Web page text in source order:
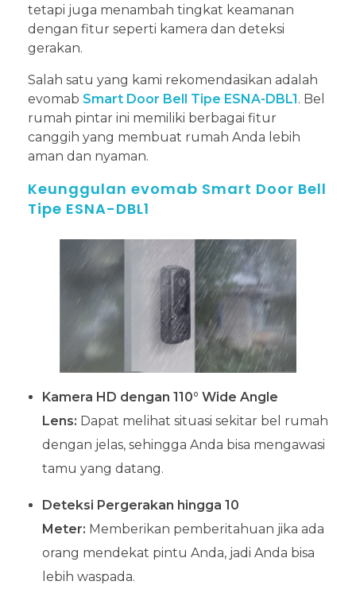
tetapi juga menambah tingkat keamanan
dengan fitur seperti kamera dan deteksi
gerakan.
Salah satu yang kami rekomendasikan adalah
evomab Smart Door Bell Tipe ESNA-DBL1 . Bel
rumah pintar ini memiliki berbagai fitur
canggih yang membuat rumah Anda lebih
aman dan nyaman.
Keunggulan evomab Smart Door Bell
Tipe ESNA-DBL1
Kamera HD dengan 110° Wide Angle
Lens: Dapat melihat situasi sekitar bel rumah
dengan jelas, sehingga Anda bisa mengawasi
tamu yang datang.
Deteksi Pergerakan hingga 10
Meter: Memberikan pemberitahuan jika ada
orang mendekat pintu Anda, jadi Anda bisa
lebih waspada.